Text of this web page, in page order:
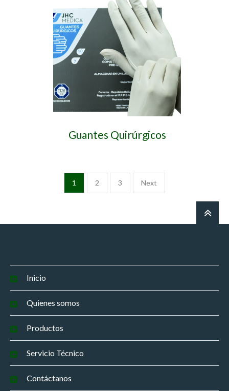
Guantes Quirúrgicos
1 2 3 Next
Inicio
Quienes somos
Productos
Servicio Técnico
Contáctanos